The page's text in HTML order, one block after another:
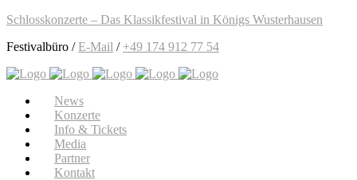
Schlosskonzerte – Das Klassikfestival in Königs Wusterhausen
Festivalbüro /E-Mail / +49 174 912 77 54
News
Konzerte
Info & Tickets
Media
Partner
Kontakt